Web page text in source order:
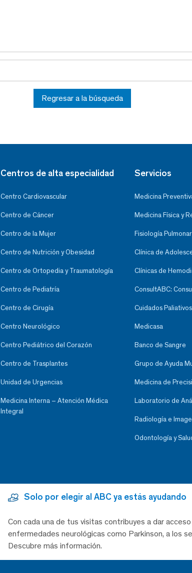
Regresar a la búsqueda
Centros de alta especialidad
Centro Cardiovascular
Centro de Cáncer
Centro de la Mujer
Centro de Nutrición y Obesidad
Centro de Ortopedia y Traumatología
Centro de Pediatría
Centro de Cirugía
Centro Neurológico
Centro Pediátrico del Corazón
Centro de Trasplantes
Unidad de Urgencias
Medicina Interna – Atención Médica
Integral
Servicios
Medicina
Medicina Física y
Fisiología
Clínica de
Clínicas de
ConsultABC:
Cuidados
Medicasa
Banco de Sangre
Grupo de Ayuda
Medicina de
Laboratorio de
Radiología e
Odontología y
Solo por elegir al ABC ya estás ayudando
Con cada una de tus visitas contribuyes a dar
enfermedades neurológicas como Parkinson, a los
Descubre más información.